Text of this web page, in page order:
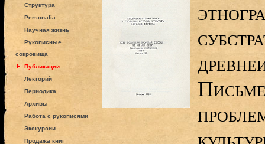
Структура
Personalia
Научная жизнь
Рукописные
сокровища
Публикации
Лекторий
Периодика
Архивы
Работа с рукописями
Экскурсии
Продажа книг